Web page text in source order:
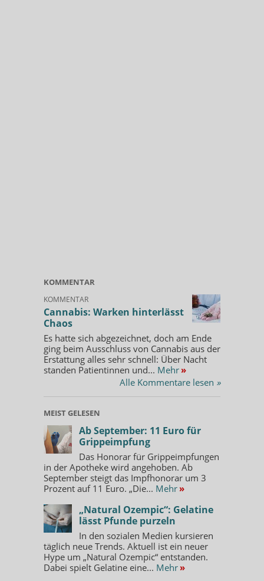
KOMMENTAR
KOMMENTAR
Cannabis: Warken hinterlässt
Chaos
Es hatte sich abgezeichnet, doch am Ende
ging beim Ausschluss von Cannabis aus der
Erstattung alles sehr schnell: Über Nacht
standen Patientinnen und... Mehr »
Alle Kommentare lesen »
MEIST GELESEN
Ab September: 11 Euro für
Grippeimpfung
Das Honorar für Grippeimpfungen
in der Apotheke wird angehoben. Ab
September steigt das Impfhonorar um 3
Prozent auf 11 Euro. „Die... Mehr »
„Natural Ozempic“: Gelatine
lässt Pfunde purzeln
In den sozialen Medien kursieren
täglich neue Trends. Aktuell ist ein neuer
Hype um „Natural Ozempic“ entstanden.
Dabei spielt Gelatine eine... Mehr »